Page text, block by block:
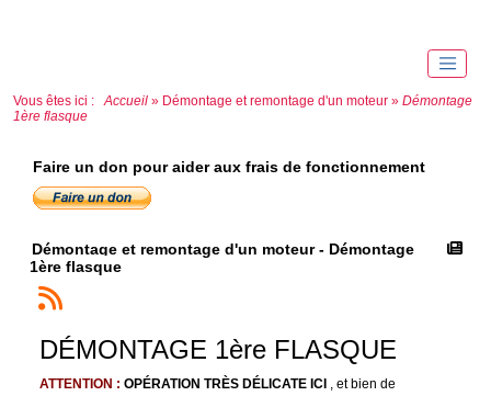
Vous êtes ici : Accueil » Démontage et remontage d'un moteur » Démontage
1ère flasque
Faire un don pour aider aux frais de fonctionnement
Démontage et remontage d'un moteur - Démontage
1ère flasque
DÉMONTAGE 1ère FLASQUE
ATTENTION : OPÉRATION TRÈS DÉLICATE ICI , et bien de